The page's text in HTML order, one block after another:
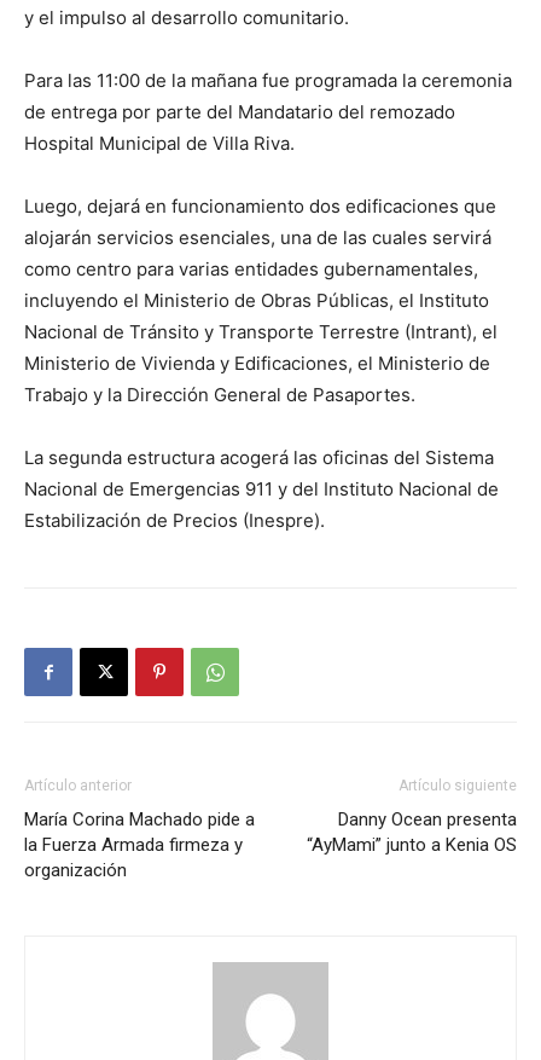
y el impulso al desarrollo comunitario.
Para las 11:00 de la mañana fue programada la ceremonia
de entrega por parte del Mandatario del remozado
Hospital Municipal de Villa Riva.
Luego, dejará en funcionamiento dos edificaciones que
alojarán servicios esenciales, una de las cuales servirá
como centro para varias entidades gubernamentales,
incluyendo el Ministerio de Obras Públicas, el Instituto
Nacional de Tránsito y Transporte Terrestre (Intrant), el
Ministerio de Vivienda y Edificaciones, el Ministerio de
Trabajo y la Dirección General de Pasaportes.
La segunda estructura acogerá las oficinas del Sistema
Nacional de Emergencias 911 y del Instituto Nacional de
Estabilización de Precios (Inespre).
Artículo anterior
María Corina Machado pide a
la Fuerza Armada firmeza y
organización
Artículo siguiente
Danny Ocean presenta
“AyMami” junto a Kenia OS